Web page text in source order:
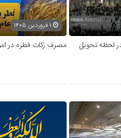
لحظه تحویل
مصرف زکات فطره در